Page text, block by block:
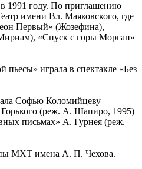
1991 году. По приглашению
имени Вл. Маяковского, где
Первый» (Жозефина),
«Спуск с горы Морган»
пьесы» играла в спектакле «Без
Софью Коломийцеву
(реж. А. Шапиро, 1995)
письмах» А. Гурнея (реж.
МХТ имена А. П. Чехова.